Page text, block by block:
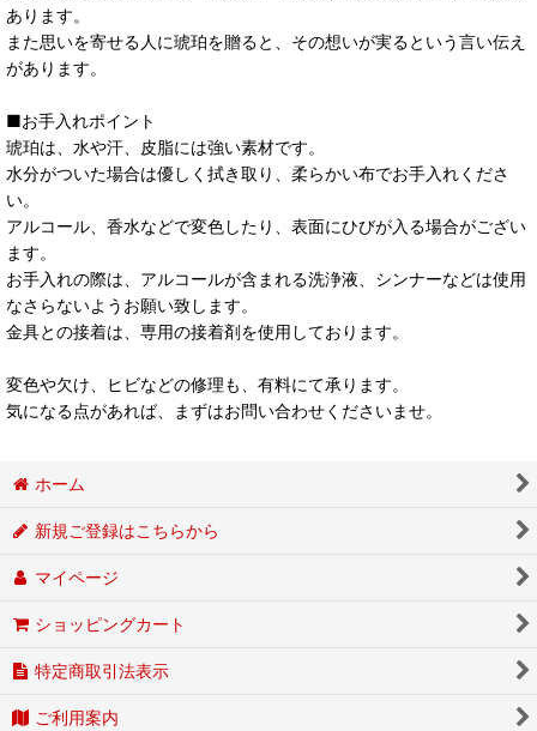
あります。
また思いを寄せる人に琥珀を贈ると、その想いが実るという言い伝え
があります。
■お手入れポイント
琥珀は、水や汗、皮脂には強い素材です。
水分がついた場合は優しく拭き取り、柔らかい布でお手入れくださ
い。
アルコール、香水などで変色したり、表面にひびが入る場合がござい
ます。
お手入れの際は、アルコールが含まれる洗浄液、シンナーなどは使用
なさらないようお願い致します。
金具との接着は、専用の接着剤を使用しております。
変色や欠け、ヒビなどの修理も、有料にて承ります。
気になる点があれば、まずはお問い合わせくださいませ。
ホーム
新規ご登録はこちらから
マイページ
ショッピングカート
特定商取引法表示
ご利用案内